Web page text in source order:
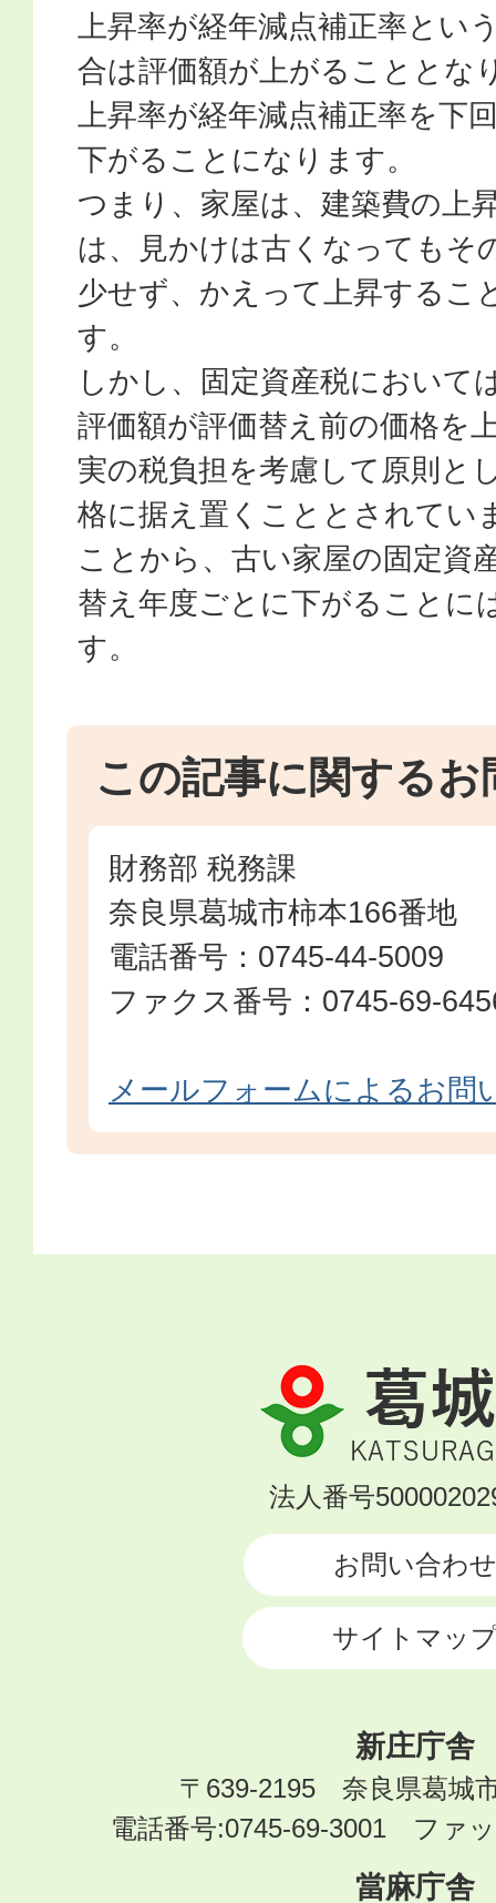
上昇率が経年減点補正率とい
合は評価額が上がることとな
上昇率が経年減点補正率を下
下がることになります。
つまり、家屋は、建築費の上
は、見かけは古くなってもそ
少せず、かえって上昇するこ
す。
しかし、固定資産税において
評価額が評価替え前の価格を
実の税負担を考慮して原則と
格に据え置くこととされてい
ことから、古い家屋の固定資
替え年度ごとに下がることに
す。
この記事に関するお
財務部 税務課
奈良県葛城市柿本166番地
電話番号：0745-44-5009
ファクス番号：0745-69-
メールフォームによるお問
葛
城
市
KATSURAGI
法人番号
お問い合わせ
サイトマッ
新庄庁舎
〒639-2195 奈良県葛城
電話番号:0745-69-3001 ファ
當麻庁舎